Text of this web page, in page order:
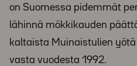
on Suomessa pidemmät
lähinnä mökkikauden
kaltaista Muinaistulien
vasta vuodesta 1992.